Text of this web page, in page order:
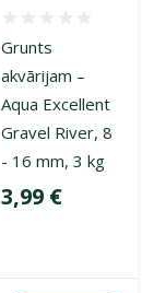
Grunts
akvārijam –
Aqua Excellent
Gravel River, 8
- 16 mm, 3 kg
Cena
3,99 €